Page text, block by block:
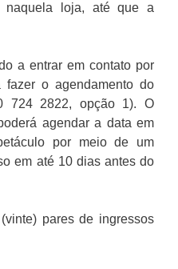
naquela loja, até que a
a entrar em contato por
o agendamento do
724 2822, opção 1). O
agendar a data em
por meio de um
em até 10 dias antes do
pares de ingressos